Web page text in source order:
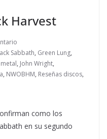
Harvest
Sabbath, Green Lung,
, John Wright,
, NWOBHM, Reseñas discos,
como los
en su segundo